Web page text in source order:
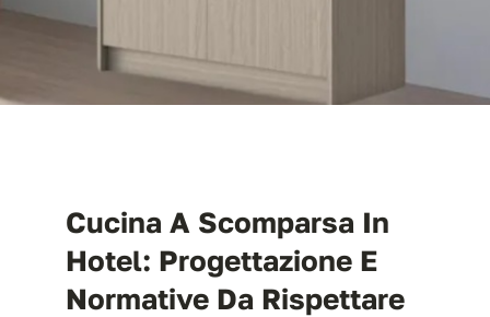
Cucina A Scomparsa In
Hotel: Progettazione E
Normative Da Rispettare